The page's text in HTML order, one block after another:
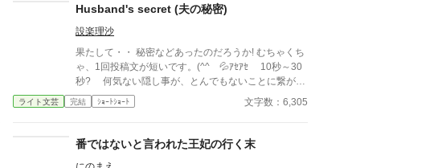
Husband's secret (夫の秘密)
設楽理沙
果たして・・ 秘密などあったのだろうか! むちゃくち
ゃ、1回投稿文が短いです。(^^ゞ💦ｱｾｱｾ 10秒～30
秒? 何気ない隠し事が、とんでもないことに繋がっ
ていくこともあるんですね。 ❦ イラストはAI生成画
像 自作
ライト文芸 完結 ｼｮｰﾄｼｮｰﾄ 文字数：6,305
番ではないと言われた王妃の行く末